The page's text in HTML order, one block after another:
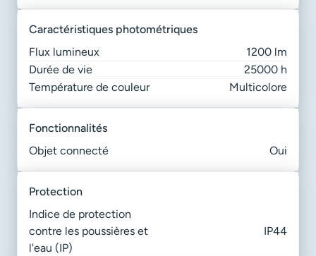
caractéristiques photométriques
Flux lumineux
1200 lm
Durée de vie
25000 h
Température de couleur
Multicolore
fonctionnalités
Objet connecté
Oui
protection
Indice de protection
contre les poussières et
l'eau (IP)
IP44